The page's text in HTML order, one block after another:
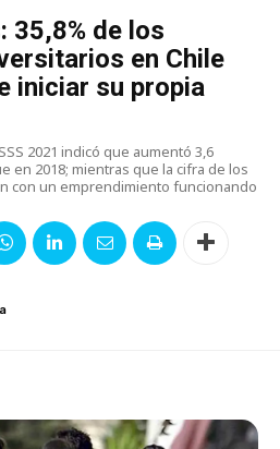
35,8% de los
en Chile
iniciar su propia
2021 indicó que aumentó 3,6
en 2018; mientras que la cifra de los
con un emprendimiento funcionando